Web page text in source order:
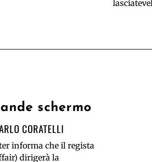
schermo
CORATELLI
informa che il regista
dirigerà la